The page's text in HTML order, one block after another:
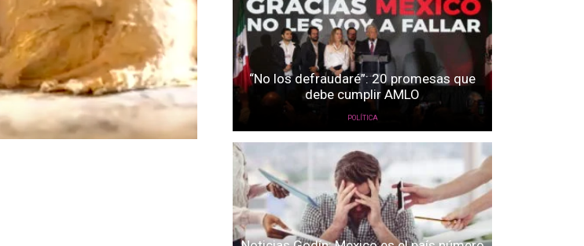
“No los defraudaré”: 20 promesas que
debe cumplir AMLO
POLÍTICA